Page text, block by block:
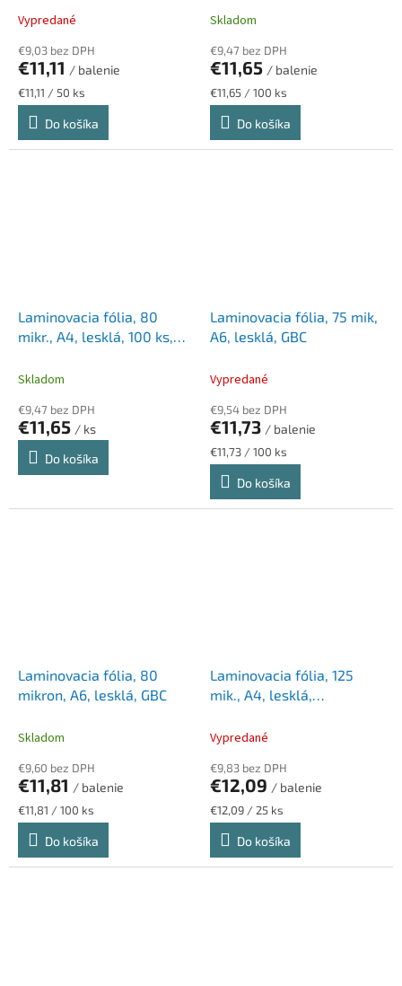
Vypredané
€9,03 bez DPH
€11,11 / balenie
Jednotková
cena:
€11,11 / 50 ks
Do košíka
Skladom
€9,47 bez DPH
€11,65 / balenie
Jednotková
cena:
€11,65 / 100 ks
Do košíka
Laminovacia fólia, 80
mikr., A4, lesklá, 100 ks,
Skladom
€9,47 bez DPH
€11,65 / ks
Do košíka
Laminovacia fólia, 75 mik,
A6, lesklá, GBC
Vypredané
€9,54 bez DPH
€11,73 / balenie
Jednotková
cena:
€11,73 / 100 ks
Do košíka
Laminovacia fólia, 80
mikron, A6, lesklá, GBC
Skladom
€9,60 bez DPH
€11,81 / balenie
Jednotková
cena:
€11,81 / 100 ks
Do košíka
Laminovacia fólia, 125
mik., A4, lesklá,
"iLam"
Vypredané
€9,83 bez DPH
€12,09 / balenie
Jednotková
cena:
€12,09 / 25 ks
Do košíka